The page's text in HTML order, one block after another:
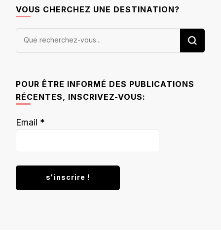
VOUS CHERCHEZ UNE DESTINATION?
Vous
POUR ÊTRE INFORMÉ DES PUBLICATIONS
RÉCENTES, INSCRIVEZ-VOUS:
Email *